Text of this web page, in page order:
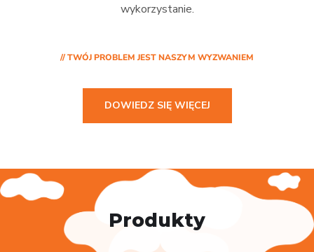
wykorzystanie.
// TWÓJ PROBLEM JEST NASZYM WYZWANIEM
DOWIEDZ SIĘ WIĘCEJ
Produkty